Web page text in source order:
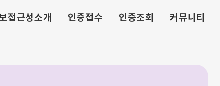
접근성소개 인증접수 인증조회 커뮤니티